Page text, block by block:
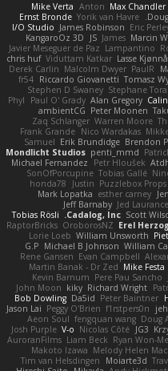
Max Chandler
Anton
Mike Verta
Yorik van Havre
Ernst Bronde
Eric
James Robinson
I/O Studio
Marcin
James
JS
KangaroOz 3D
Lampantino
Javier Meseguer de Paz
Lasse
Viduttam Katkar
chris huf
PaulR
Malcolm Dwyer
Derek Carlin
Tomasz
Riccardo Giovanetti
fr54
Stephane
Stephen D Swaney
Alan Gregory
Paul O' Grady
Phyl
Peter Moonen
ambientCG
Warren Moore
Zaq Schlanger
Nico Wardakas
Frank Grande
Brendon
Erik Brundidge
Samuel
penti_mmd
Mondlicht Studios
Petr Hloušek
Michael Fernandez
Tobias Gallé
SonOfPorcupine
Puzzlebox Props
Justin
honda78
esther carney
Mark Lopatka
Jed Laurance
Jeff Barnaby
Scott
Cadalog, Inc.
Tobias Rösli
Erel Herzog
OroborosNZ
RaptorBricks
William Unsworth
Lorie Loeb
William
Michael B Johnson
G.P
Evan Campbell
Rene Gansen
Mike Festa
Martin Banak - Dr Zed
Pere Pau Sancho
Kevin Barnum
Richard Wright
kiky
John Moon
Peter Baintner
Da5id
Bob Dowling
f1rstpers0n
Peggy O'Brien
Jason Lai
Doug
fengquan wang
Aeon Soul
JG3
Nicolas Côté
V-o
Josh Purple
Ryan Won-
Liam Beck
AuroranFilms
Melody Helen
Makoto Izawa
Moiarte3d
Tim van Helsdingen